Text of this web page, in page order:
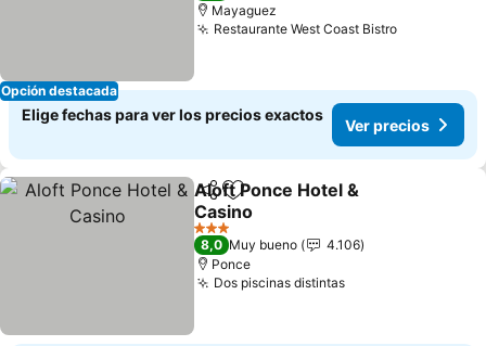
Opción destacada
Mayaguez
Restaurante West Coast BistroVer
Elige fechas para ver los precios exactos
Ver precios
CompartirAgregar a favoritos
Aloft Ponce Hotel &
Casino
Ver precios
3 Estrellas
8,0 Muy bueno
4.106
Ponce
Dos piscinas distintasVer precios